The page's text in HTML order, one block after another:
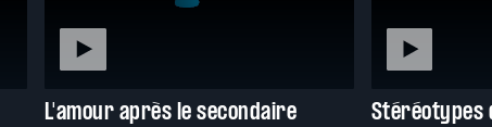
L'amour après le secondaire Stéréotypes